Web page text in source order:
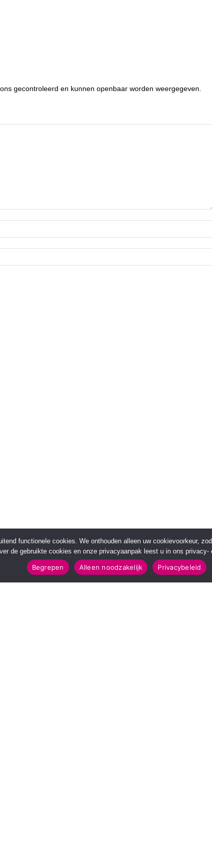
gecontroleerd en kunnen openbaar worden weergegeven.
functionele cookies. We onthouden alleen uw cookievoorkeur,
de gebruikte cookies en onze privacyaanpak leest u in ons privacy-
Begrepen Alleen noodzakelijk Privacybeleid